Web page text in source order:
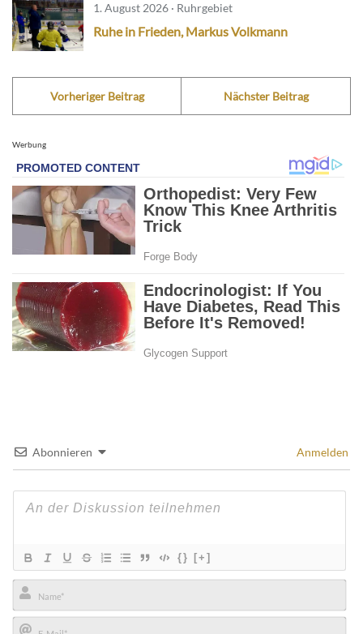
1. August 2026 · Ruhrgebiet
Ruhe in Frieden, Markus Volkmann
Vorheriger Beitrag Nächster Beitrag
Werbung
Abonnieren Anmelden
{} [+]
Name*